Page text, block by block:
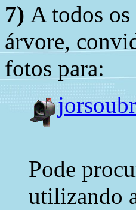
7) A todos os
árvore,
fotos para:
Pode
utilizando